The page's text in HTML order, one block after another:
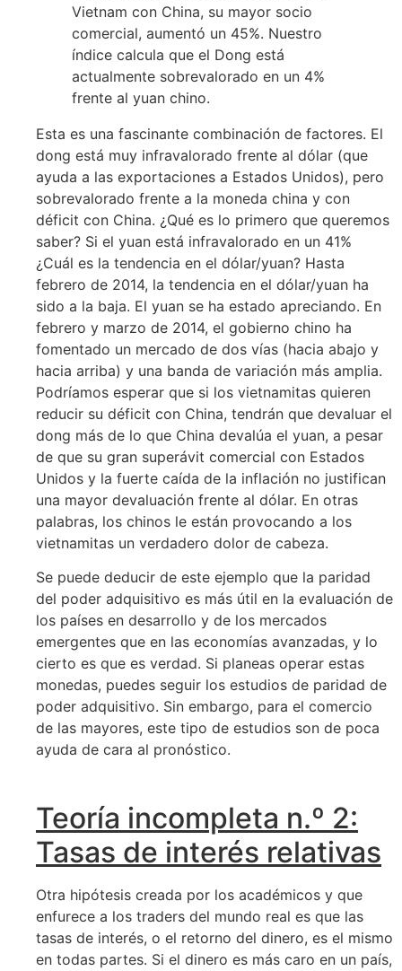
Vietnam con China, su mayor socio
comercial, aumentó un 45%. Nuestro
índice calcula que el Dong está
actualmente sobrevalorado en un 4%
frente al yuan chino.
Esta es una fascinante combinación de factores. El
dong está muy infravalorado frente al dólar (que
ayuda a las exportaciones a Estados Unidos), pero
sobrevalorado frente a la moneda china y con
déficit con China. ¿Qué es lo primero que queremos
saber? Si el yuan está infravalorado en un 41%
¿Cuál es la tendencia en el dólar/yuan? Hasta
febrero de 2014, la tendencia en el dólar/yuan ha
sido a la baja. El yuan se ha estado apreciando. En
febrero y marzo de 2014, el gobierno chino ha
fomentado un mercado de dos vías (hacia abajo y
hacia arriba) y una banda de variación más amplia.
Podríamos esperar que si los vietnamitas quieren
reducir su déficit con China, tendrán que devaluar el
dong más de lo que China devalúa el yuan, a pesar
de que su gran superávit comercial con Estados
Unidos y la fuerte caída de la inflación no justifican
una mayor devaluación frente al dólar. En otras
palabras, los chinos le están provocando a los
vietnamitas un verdadero dolor de cabeza.
Se puede deducir de este ejemplo que la paridad
del poder adquisitivo es más útil en la evaluación de
los países en desarrollo y de los mercados
emergentes que en las economías avanzadas, y lo
cierto es que es verdad. Si planeas operar estas
monedas, puedes seguir los estudios de paridad de
poder adquisitivo. Sin embargo, para el comercio
de las mayores, este tipo de estudios son de poca
ayuda de cara al pronóstico.
Teoría incompleta n.º 2:
Tasas de interés relativas
Otra hipótesis creada por los académicos y que
enfurece a los traders del mundo real es que las
tasas de interés, o el retorno del dinero, es el mismo
en todas partes. Si el dinero es más caro en un país,